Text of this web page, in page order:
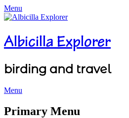
Menu
Albicilla Explorer
birding and travel
Menu
Primary Menu